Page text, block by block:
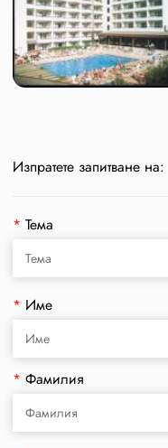
Изпратете запитване на:
* Тема
* Име
* Фамилия